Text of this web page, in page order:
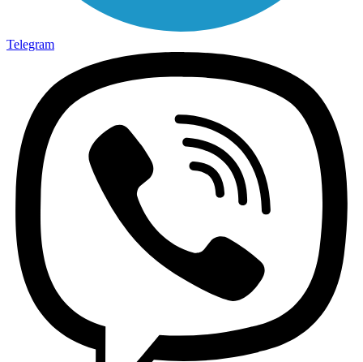
Telegram